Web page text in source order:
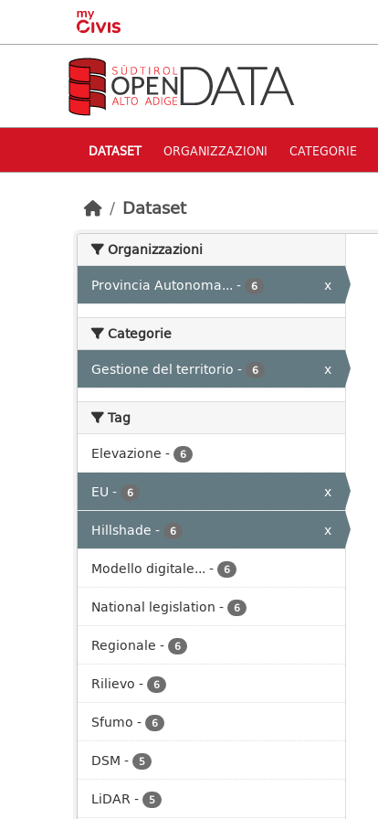
Skip to main content
DATASET ORGANIZZAZIONI CATEGORIE
Dataset
Organizzazioni
Provincia Autonoma... - 6 x
Categorie
Gestione del territorio - 6 x
Tag
Elevazione - 6
EU - 6
x
Hillshade - 6
x
Modello digitale... - 6
National legislation - 6
Regionale - 6
Rilievo - 6
Sfumo - 6
DSM - 5
LiDAR- 5